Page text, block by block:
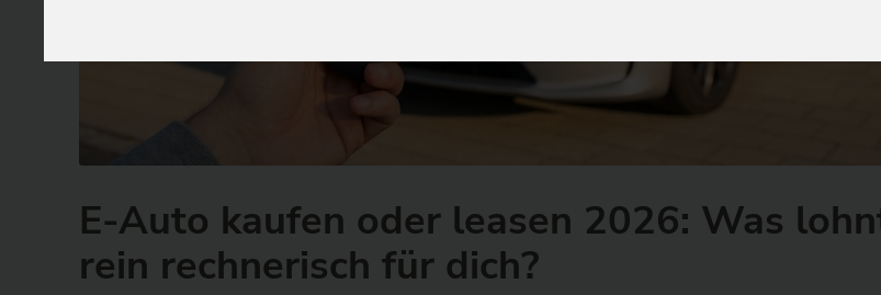
Beim
Anbieter
-
E-Auto kaufen oder leasen 2026: Was
rein rechnerisch für dich?